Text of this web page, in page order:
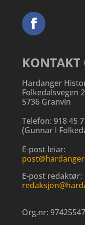
KONTAKT
Hardanger
Folkedalsvegen
5736 Granvin
Telefon: 918 45
(Gunnar I
E-post leiar:
E-post redaktør:
Org.nr: